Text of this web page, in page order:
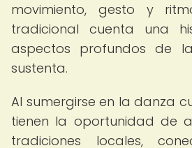
movimiento, gesto y
tradicional cuenta una
aspectos profundos de
sustenta.
Al sumergirse en la danza
tienen la oportunidad de
tradiciones locales,